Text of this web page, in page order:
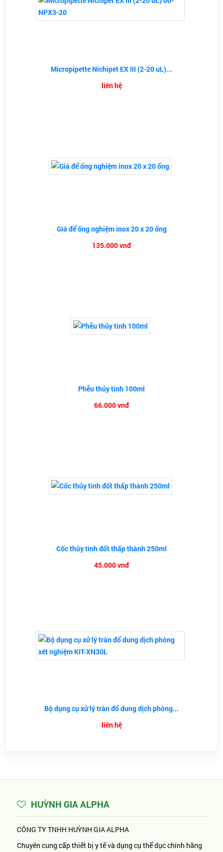
Micropipette Nichipet EX III (2-20 uL)...
liên hệ
Giá để ống nghiệm inox 20 x 20 ống
135.000 vnđ
Phễu thủy tinh 100ml
66.000 vnđ
Cốc thủy tinh đốt thấp thành 250ml
45.000 vnđ
Bộ dụng cụ xử lý tràn đổ dung dịch phòng...
liên hệ
HUỲNH GIA ALPHA
CÔNG TY TNHH HUỲNH GIA ALPHA
Chuyên cung cấp thiết bị y tế và dụng cụ thể dục chính hãng